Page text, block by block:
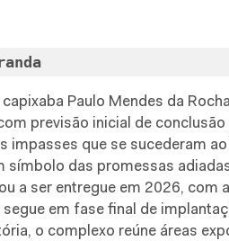
Paulo Mendes da
previsão inicial de
impasses que se sucederam
símbolo das promessas
a ser entregue em 2026, com
em fase final de
o complexo reúne áreas